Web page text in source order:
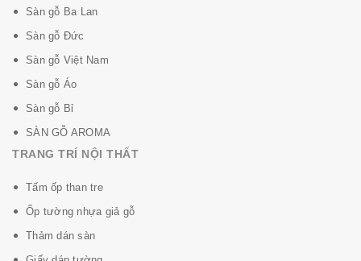
Sàn gỗ Ba Lan
Sàn gỗ Đức
Sàn gỗ Việt Nam
Sàn gỗ Áo
Sàn gỗ Bỉ
SÀN GỖ AROMA
TRANG TRÍ NỘI THẤT
Tấm ốp than tre
Ốp tường nhựa giả gỗ
Thảm dán sàn